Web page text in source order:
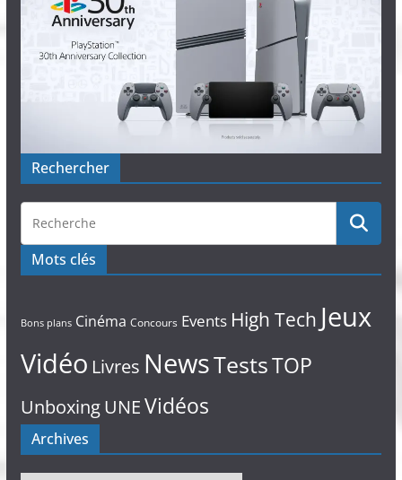
Rechercher
Mots clés
Bons plans Cinéma Concours Events High Tech Jeux
Vidéo Livres NewsTestsTOP
UnboxingUNEVidéos
Archives